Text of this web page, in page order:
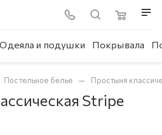
Одеяла и подушки Покрывала
Постельное белье — Простыня
Stripe